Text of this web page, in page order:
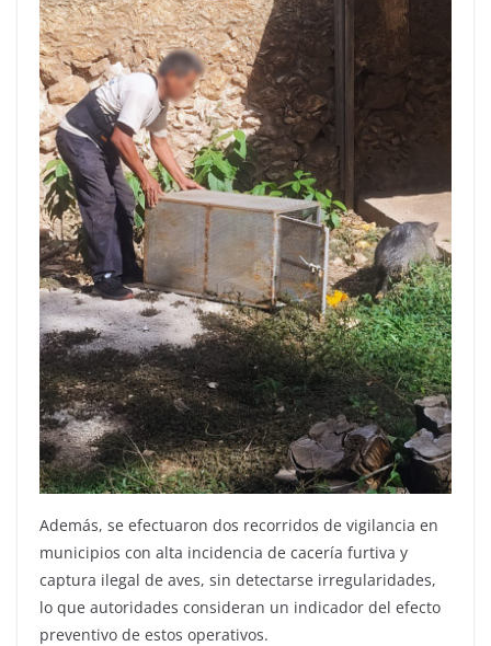
Además, se efectuaron dos recorridos de vigilancia en
municipios con alta incidencia de cacería furtiva y
captura ilegal de aves, sin detectarse irregularidades,
lo que autoridades consideran un indicador del efecto
preventivo de estos operativos.